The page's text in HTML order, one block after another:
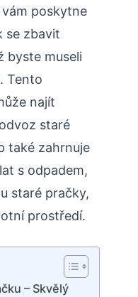
poskytne
se zbavit
byste museli
Tento
najít
staré
také zahrnuje
s odpadem,
staré pračky,
prostředí.
– Skvělý